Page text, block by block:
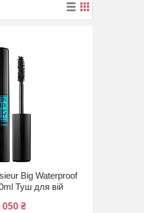
Big Waterproof
Туш для вій
050 ₴